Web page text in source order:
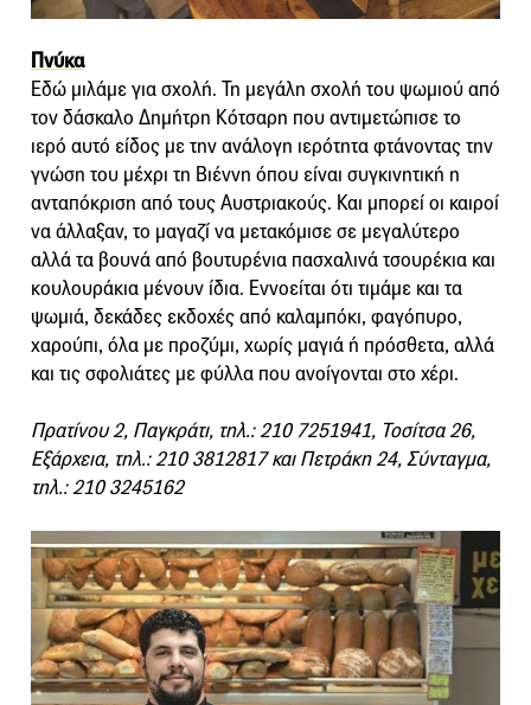
Πνύκα
Εδώ μιλάμε για σχολή. Τη μεγάλη σχολή του ψωμιού από
τον δάσκαλο Δημήτρη Κότσαρη που αντιμετώπισε το
ιερό αυτό είδος με την ανάλογη ιερότητα φτάνοντας την
γνώση του μέχρι τη Βιέννη όπου είναι συγκινητική η
ανταπόκριση από τους Αυστριακούς. Και μπορεί οι καιροί
να άλλαξαν, το μαγαζί να μετακόμισε σε μεγαλύτερο
αλλά τα βουνά από βουτυρένια πασχαλινά τσουρέκια και
κουλουράκια μένουν ίδια. Εννοείται ότι τιμάμε και τα
ψωμιά, δεκάδες εκδοχές από καλαμπόκι, φαγόπυρο,
χαρούπι, όλα με προζύμι, χωρίς μαγιά ή πρόσθετα, αλλά
και τις σφολιάτες με φύλλα που ανοίγονται στο χέρι.
Πρατίνου 2, Παγκράτι, τηλ.: 210 7251941, Τοσίτσα 26,
Εξάρχεια, τηλ.: 210 3812817 και Πετράκη 24, Σύνταγμα,
τηλ.: 210 3245162